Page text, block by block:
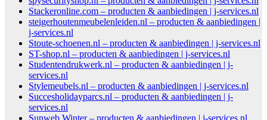
Stackeronline.com – producten & aanbiedingen | j-services.nl
steigerhoutenmeubelenleiden.nl – producten & aanbiedingen |
j-services.nl
Stoute-schoenen.nl – producten & aanbiedingen | j-services.nl
ST-shop.nl – producten & aanbiedingen | j-services.nl
Studentendrukwerk.nl – producten & aanbiedingen | j-
services.nl
Stylemeubels.nl – producten & aanbiedingen | j-services.nl
Succesholidayparcs.nl – producten & aanbiedingen | j-
services.nl
Sunweb Winter – producten & aanbiedingen | j-services.nl